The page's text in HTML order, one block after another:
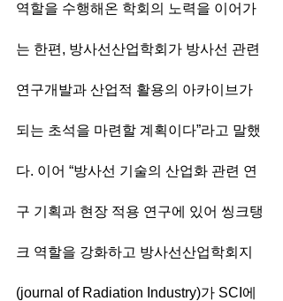
역할을 수행해온 학회의 노력을 이어가
는 한편, 방사선산업학회가 방사선 관련
연구개발과 산업적 활용의 아카이브가
되는 초석을 마련할 계획이다”라고 말했
다. 이어 “방사선 기술의 산업화 관련 연
구 기획과 현장 적용 연구에 있어 씽크탱
크 역할을 강화하고 방사선산업학회지
(journal of Radiation Industry)가 SCI에